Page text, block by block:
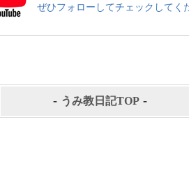
ぜひフォローしてチェックしてく
- うみ教日記TOP -